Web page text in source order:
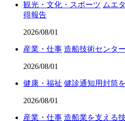
観光・文化・スポーツ ムエ
得報告
2026/08/01
産業・仕事 造船技術センタ
2026/08/01
健康・福祉 健診通知用封筒
2026/08/01
産業・仕事 造船業を支える